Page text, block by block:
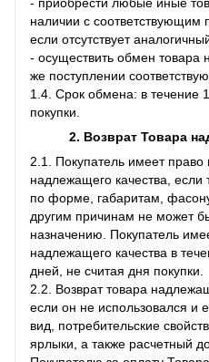
наличии с соответствующим
если отсутствует
- осуществить обмен товара
же поступлении
1.4. Срок обмена: в течение
покупки.
2. Возврат Товара
2.1. Покупатель имеет право
надлежащего качества, если
по форме, габаритам,
другим причинам не может
назначению. Покупатель
надлежащего качества в
дней, не считая дня покупки.
2.2. Возврат товара
если он не использовался и
вид, потребительские
ярлыки, а также расчетный